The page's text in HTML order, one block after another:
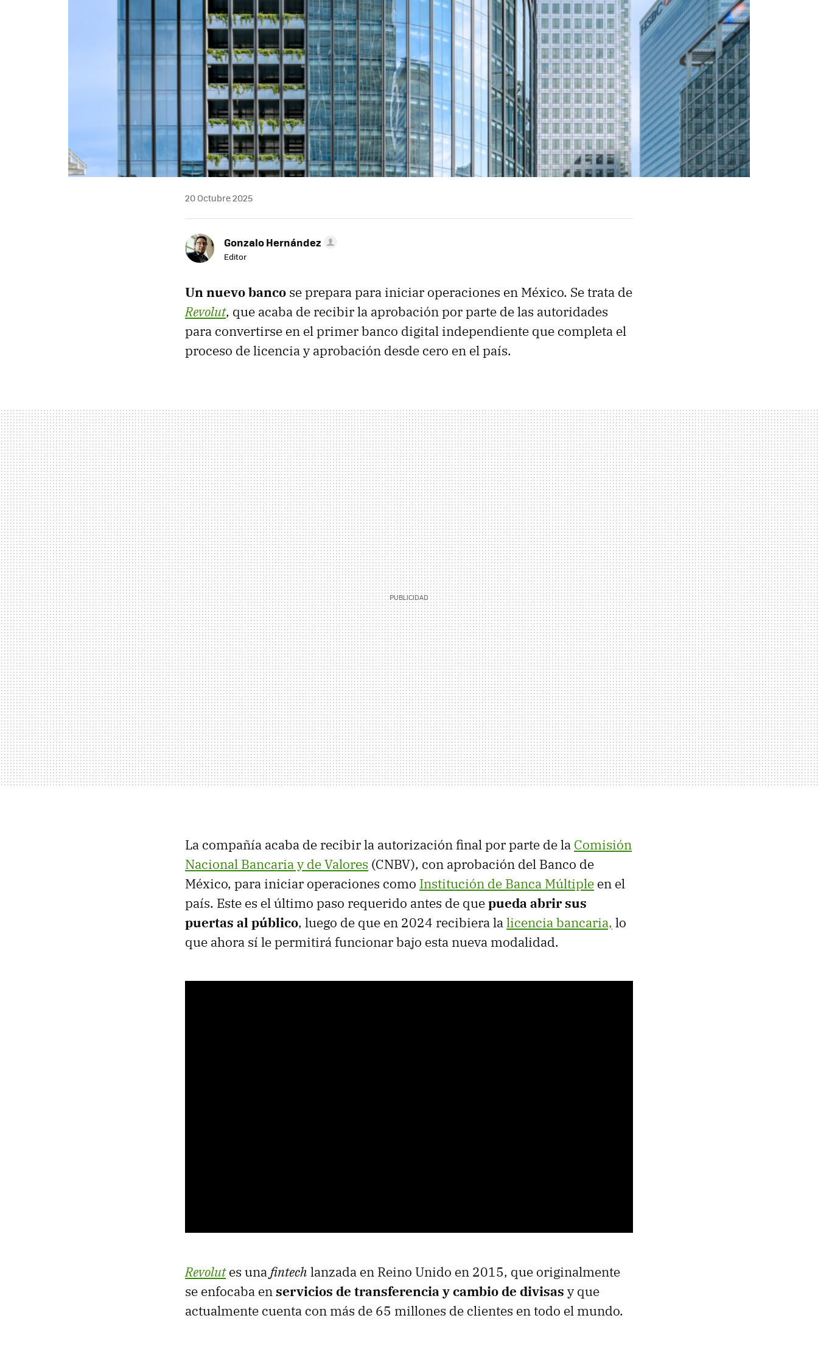
20 Octubre 2025
Gonzalo Hernández
Editor
Un nuevo banco se prepara para iniciar operaciones en México. Se trata de
Revolut, que acaba de recibir la aprobación por parte de las autoridades
para convertirse en el primer banco digital independiente que completa el
proceso de licencia y aprobación desde cero en el país.
La compañía acaba de recibir la autorización final por parte de la Comisión
Nacional Bancaria y de Valores (CNBV), con aprobación del Banco de
México, para iniciar operaciones como Institución de Banca Múltiple en el
país. Este es el último paso requerido antes de quepueda abrir sus
puertas al público, luego de que en 2024 recibiera lalicencia bancaria, lo
que ahora sí le permitirá funcionar bajo esta nueva modalidad.
Revolutes unafintech lanzada en Reino Unido en 2015, que originalmente
se enfocaba enservicios de transferencia y cambio de divisas y que
actualmente cuenta con más de 65 millones de clientes en todo el mundo.